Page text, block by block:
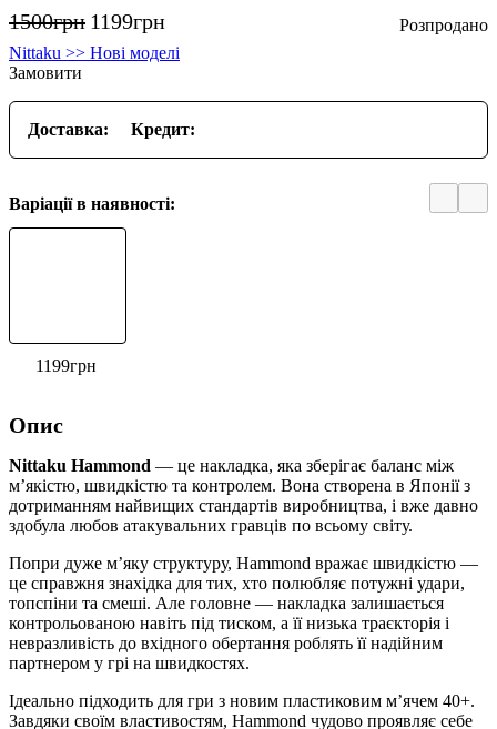
1500грн 1199грн
Nittaku >> Нові моделі
Замовити
Доставка: Кредит:
Варіації в наявності:
1199грн
Опис
Nittaku Hammond — це накладка, яка зберігає баланс між
м’якістю, швидкістю та контролем. Вона створена в Японії з
дотриманням найвищих стандартів виробництва, і вже давно
здобула любов атакувальних гравців по всьому світу.
Попри дуже м’яку структуру, Hammond вражає швидкістю —
це справжня знахідка для тих, хто полюбляє потужні удари,
топспіни та смеші. Але головне — накладка залишається
контрольованою навіть під тиском, а її низька траєкторія і
невразливість до вхідного обертання роблять її надійним
партнером у грі на швидкостях.
Ідеально підходить для гри з новим пластиковим м’ячем 40+.
Завдяки своїм властивостям, Hammond чудово проявляє себе